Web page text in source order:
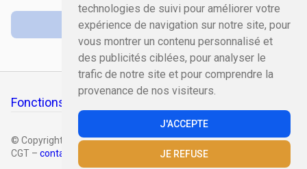
technologies de suivi pour améliorer votre
expérience de navigation sur notre site, pour
vous montrer un contenu personnalisé et
des publicités ciblées, pour analyser le
trafic de notre site et pour comprendre la
provenance de nos visiteurs.
J'ACCEPTE
JE REFUSE
VOIR PLUS D'ARTICLES
Fonctions Financières
© Copyright 2023 – Fonctions Financières –Mentions légales–
CGT – contact@syntax-finance.com